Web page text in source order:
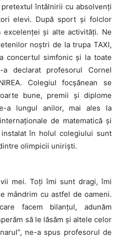
întâlnirii cu absolvenți
elevi. După sport și folclor
excelenței și alte activități. Ne
noștri de la trupa TAXI,
concertul simfonic și la toate
a declarat profesorul Cornel
Colegiul focșănean se
bune, premii și diplome
a lungul anilor, mai ales la
de matematică și
în holul colegiului sunt
olimpicii uniriști.
mei. Toți îmi sunt dragi, îmi
mândrim cu astfel de oameni.
facem bilanțul, adunăm
să le lăsăm și altele celor
ne-a spus profesorul de